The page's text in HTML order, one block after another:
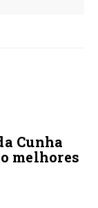
Cunha
melhores